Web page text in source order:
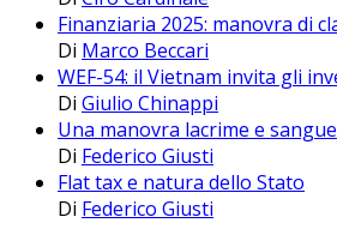
Finanziaria 2025: manovra di
Di Marco Beccari
WEF-54: il Vietnam invita gli
Di Giulio Chinappi
Una manovra lacrime e sangue
Di Federico Giusti
Flat tax e natura dello Stato
Di Federico Giusti